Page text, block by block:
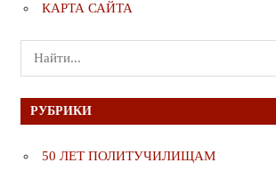
КАРТА САЙТА
Поиск
для:
РУБРИКИ
50 ЛЕТ ПОЛИТУЧИЛИЩАМ